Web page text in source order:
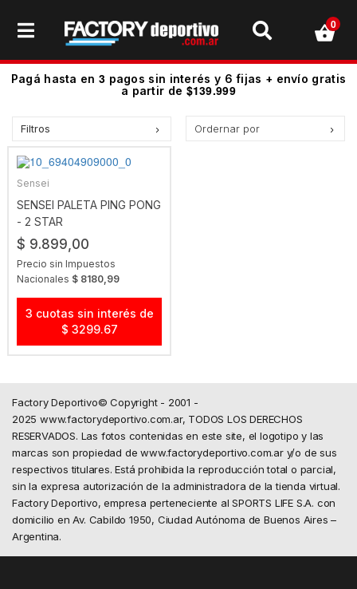
Pagá hasta en 3 pagos sin interés y 6 fijas + envío gratis
a partir de $139.999
0
Filtros
Ordernar por
Sensei
SENSEI PALETA PING PONG
- 2 STAR
$ 9.899,00
Precio sin Impuestos
Nacionales $ 8180,99
3 cuotas sin interés de
$ 3299.67
Factory Deportivo© Copyright - 2001 -
2025 www.factorydeportivo.com.ar, TODOS LOS DERECHOS
RESERVADOS. Las fotos contenidas en este site, el logotipo y las
marcas son propiedad de www.factorydeportivo.com.ar y/o de sus
respectivos titulares. Está prohibida la reproducción total o parcial,
sin la expresa autorización de la administradora de la tienda virtual.
Factory Deportivo, empresa perteneciente al SPORTS LIFE S.A. con
domicilio en Av. Cabildo 1950, Ciudad Autónoma de Buenos Aires –
Argentina.